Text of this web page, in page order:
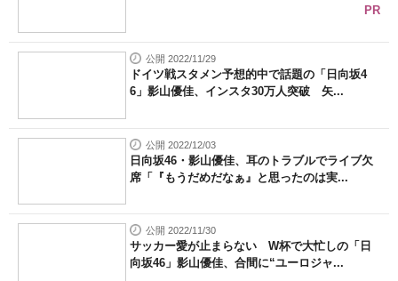
PR
公開 2022/11/29
ドイツ戦スタメン予想的中で話題の「日向坂4
6」影山優佳、インスタ30万人突破 矢...
公開 2022/12/03
日向坂46・影山優佳、耳のトラブルでライブ欠
席「『もうだめだなぁ』と思ったのは実...
公開 2022/11/30
サッカー愛が止まらない W杯で大忙しの「日
向坂46」影山優佳、合間に“ユーロジャ...